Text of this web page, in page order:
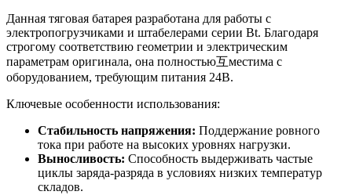
Данная тяговая батарея разработана для работы с
электропогрузчиками и штабелерами серии Bt. Благодаря
строгому соответствию геометрии и электрическим
параметрам оригинала, она полностью互местима с
оборудованием, требующим питания 24В.
Ключевые особенности использования:
Стабильность напряжения: Поддержание ровного
тока при работе на высоких уровнях нагрузки.
Выносливость: Способность выдерживать частые
циклы заряда-разряда в условиях низких температур
складов.